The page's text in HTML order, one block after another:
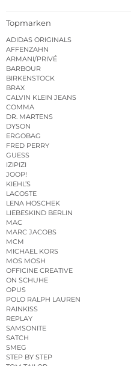
Topmarken
ADIDAS ORIGINALS
AFFENZAHN
ARMANI/PRIVÉ
BARBOUR
BIRKENSTOCK
BRAX
CALVIN KLEIN JEANS
COMMA
DR. MARTENS
DYSON
ERGOBAG
FRED PERRY
GUESS
IZIPIZI
JOOP!
KIEHL’S
LACOSTE
LENA HOSCHEK
LIEBESKIND BERLIN
MAC
MARC JACOBS
MCM
MICHAEL KORS
MOS MOSH
OFFICINE CREATIVE
ON SCHUHE
OPUS
POLO RALPH LAUREN
RAINKISS
REPLAY
SAMSONITE
SATCH
SMEG
STEP BY STEP